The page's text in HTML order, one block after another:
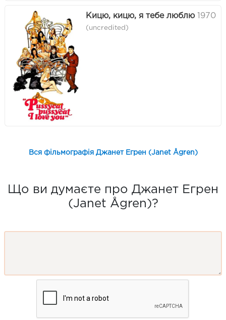
Кицю, кицю, я тебе люблю 1970
(uncredited)
Вся фільмографія Джанет Егрен (Janet Ågren)
Що ви думаєте про Джанет Егрен
(Janet Ågren)?